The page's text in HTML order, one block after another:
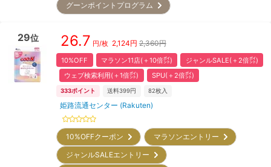
グーンポイントプログラム
29位 26.7 円/枚 2,124円 2,360円
10%OFF マラソン11店(＋10倍㌽)
ジャンルSALE(＋2倍㌽)
ウェブ検索利用(＋1倍㌽)
SPU(＋2倍㌽)
333ポイント 送料399円 82枚入
姫路流通センター (Rakuten)
10%OFFクーポン
マラソンエントリー
ジャンルSALEエントリー